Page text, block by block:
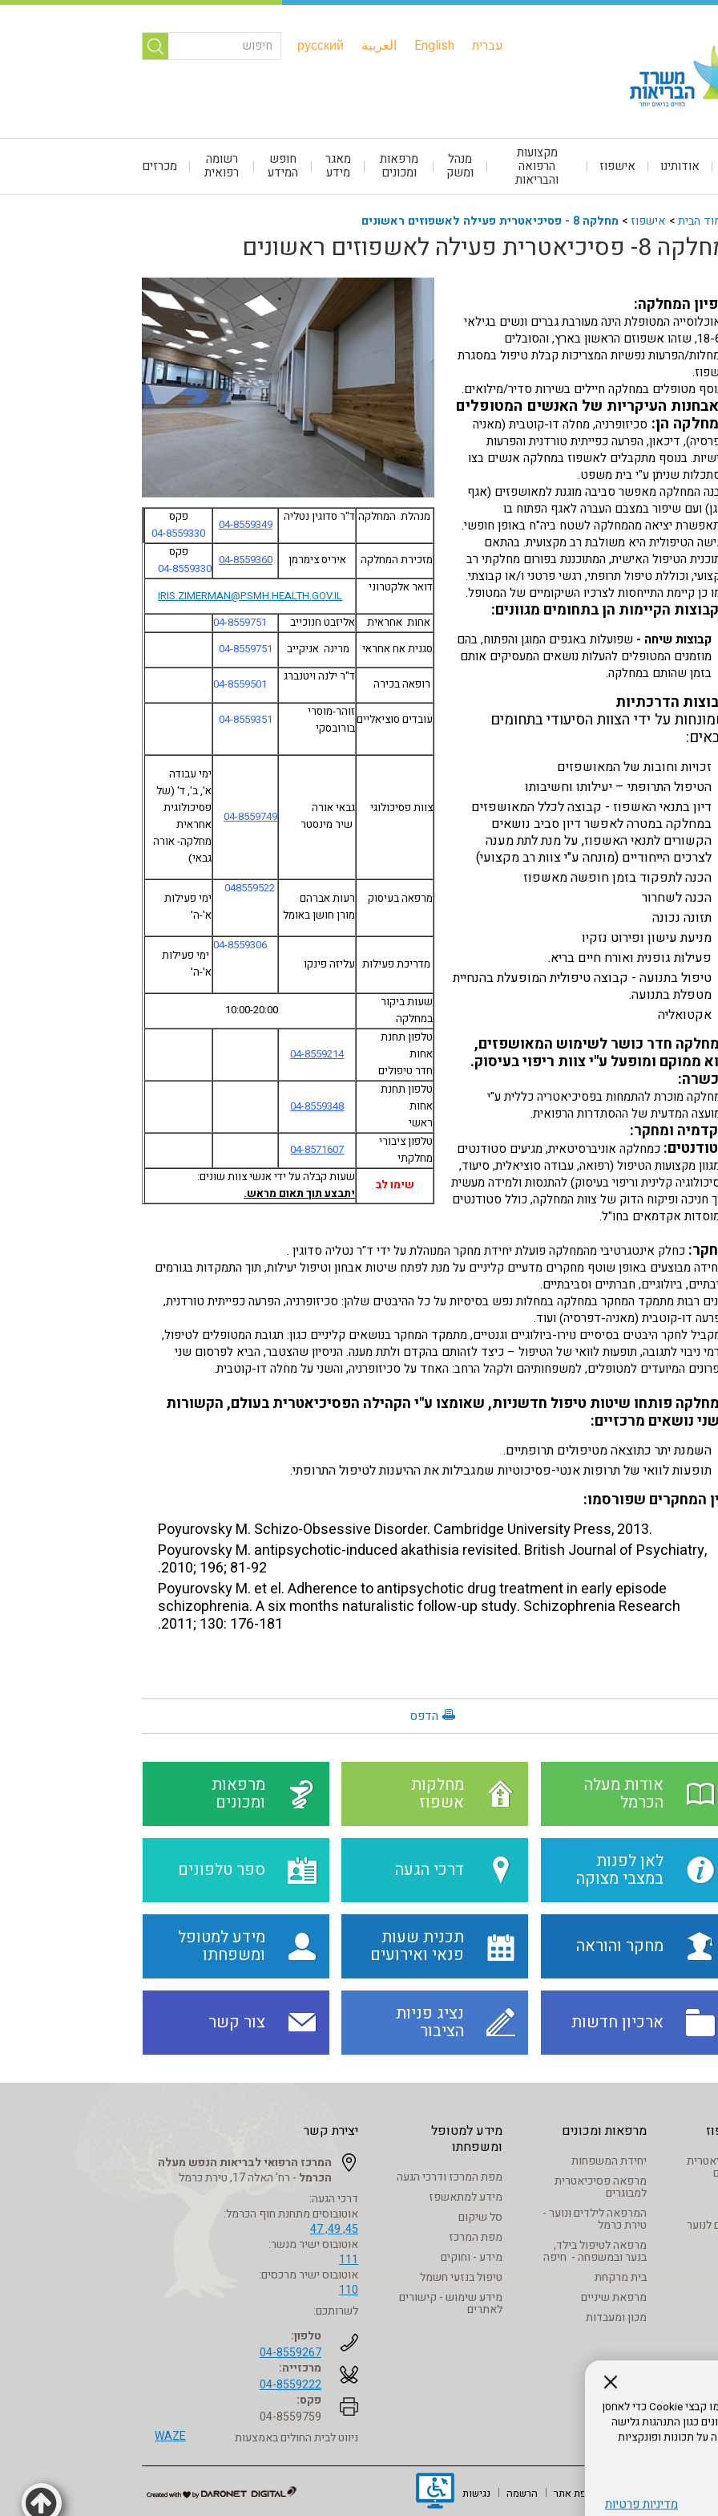
כדי לספק את חוויות המשתמש הטובות ביותר, אנו משתמשים בטכנולוגיות כמו קבצי Cookie כדי לאחסן
כגון התנהגות גלישה
תכונות ופונקציות
מדיניות פרטיות
עברית English العربية русский
אודותינו אישפוז
מקצועות
הרפואה
והבריאות
מנהל
ומשק
מרפאות
ומכונים
מאגר
מידע
חופש
המידע
רשומה
רפואית מכרזים
הבית> אישפוז > מחלקה 8 - פסיכיאטרית פעילה לאשפוזים ראשונים
פעילה לאשפוזים ראשונים
מנהלת המחלקה ד"ר סדוגין נטליה 04-8559349
פקס
04-8559330
מזכירת המחלקה
איריס צימרמן 04-8559360
פקס
04-8559330
דואר אלקטרוני
IRIS.ZIMERMAN@PSMH.HEALTH.GOV.IL
אחות אחראית אליזבט חנוכייב
04-8559751
סגנית אח אחראי
מרינה אניקייב 04-8559751
רופאה בכירה ד"ר ילנה ויטנברג 04-8559501
עובדים סוציאלייםזוהר-מוסרי
בורובסקי
04-8559351
צוות פסיכולוגי
גבאי אורה
שיר מינסטר
04-8559749
ימי עבודה
א', ב', ד' (של
פסיכולוגית
אחראית
מחלקה- אורה
גבאי)
מרפאה בעיסוק
רעות אברהם
מורן חושן באומל
048559522
ימי פעילות
א'-ה'
מדריכת פעילות עליזה פינקו
04-8559306
ימי פעילות
א'-ה'
שעות ביקור
במחלקה
10:00-20:00
טלפון תחנת
אחות
חדר טיפולים
04-8559214
טלפון תחנת
אחות
ראשי
04-8559348
טלפון ציבורי
מחלקתי
04-8571607
שימו לב
שעות קבלה על ידי אנשי צוות שונים:
יתבצע תוך תאום מראש.
המחלקה:
המטופלת הינה מעורבת גברים ונשים בגילאי
18-62, שזהו אשפוזם הראשון בארץ, והסובלים
הפרעות נפשיות המצריכות קבלת טיפול במסגרת
מטופלים במחלקה חיילים בשירות סדיר/מילואים.
העיקריות של האנשים המטופלים
הן: סכיזופרניה, מחלה דו-קוטבית (מאניה
דיכאון, הפרעה כפייתית טורדנית והפרעות
בנוסף מתקבלים לאשפוז במחלקה אנשים בצו
שניתן ע"י בית משפט.
המחלקה מאפשר סביבה מוגנת למאושפזים (אגף
ועם שיפור במצבם העברה לאגף הפתוח בו
יציאה מהמחלקה לשטח ביה"ח באופן חופשי.
הטיפולית היא משולבת רב מקצועית. בהתאם
הטיפול האישית, המתוכננת בפורום מחלקתי רב
וכוללת טיפול תרופתי, רגשי פרטני ו/או קבוצתי.
כן קיימת התייחסות לצרכיו השיקומיים של המטופל.
הקיימות הן בתחומים מגוונים:
קבוצות שיחה - שפועלות באגפים המוגן והפתוח, בהם
מוזמנים המטופלים להעלות נושאים המעסיקים אותם
בזמן שהותם במחלקה.
הדרכתיות
על ידי הצוות הסיעודי בתחומים
זכויות וחובות של המאושפזים
הטיפול התרופתי – יעילותו וחשיבותו
דיון בתנאי האשפוז - קבוצה לכלל המאושפזים
במחלקה במטרה לאפשר דיון סביב נושאים
הקשורים לתנאי האשפוז, על מנת לתת מענה
לצרכים הייחודיים (מונחה ע"י צוות רב מקצועי)
הכנה לתפקוד בזמן חופשה מאשפוז
הכנה לשחרור
תזונה נכונה
מניעת עישון ופירוט נזקיו
פעילות גופנית ואורח חיים בריא.
טיפול בתנועה - קבוצה טיפולית המופעלת בהנחיית
מטפלת בתנועה.
אקטואליה
חדר כושר לשימוש המאושפזים,
ממוקם ומופעל ע"י צוות ריפוי בעיסוק.
מוכרת להתמחות בפסיכיאטריה כללית ע"י
המדעית של ההסתדרות הרפואית.
ומחקר:
כמחלקה אוניברסיטאית, מגיעים סטודנטים
מקצועות הטיפול (רפואה, עבודה סוציאלית, סיעוד,
קלינית וריפוי בעיסוק) להתנסות ולמידה מעשית
חניכה ופיקוח הדוק של צוות המחלקה, כולל סטודנטים
אקדמאים בחו"ל.
כחלק אינטגרטיבי מהמחלקה פועלת יחידת מחקר המנוהלת על ידי ד"ר נטליה סדוגין .
מבוצעים באופן שוטף מחקרים מדעיים קליניים על מנת לפתח שיטות אבחון וטיפול יעילות, תוך התמקדות בגורמים
ביולוגיים, חברתיים וסביבתיים.
רבות מתמקד המחקר במחלקה במחלות נפש בסיסיות על כל ההיבטים שלהן: סכיזופרניה, הפרעה כפייתית טורדנית,
דו-קוטבית (מאניה-דפרסיה) ועוד.
לחקר היבטים בסיסיים נוירו-ביולוגיים וגנטיים, מתמקד המחקר בנושאים קליניים כגון: תגובת המטופלים לטיפול,
ניבוי לתגובה, תופעות לוואי של הטיפול – כיצד לזהותם בהקדם ולתת מענה. הניסיון שהצטבר, הביא לפרסום שני
המיועדים למטופלים, למשפחותיהם ולקהל הרחב: האחד על סכיזופרניה, והשני על מחלה דו-קוטבית.
פותחו שיטות טיפול חדשניות, שאומצו ע"י הקהילה הפסיכיאטרית בעולם, הקשורות
נושאים מרכזיים:
השמנתיתר כתוצאהמטיפוליםתרופתיים.
תופעות לוואי של תרופות אנטי-פסיכוטיות שמגבילות את ההיענות לטיפול התרופתי.
המחקרים שפורסמו:
.Poyurovsky M. Schizo-Obsessive Disorder. Cambridge University Press, 2013
Poyurovsky M. antipsychotic-induced akathisia revisited. British Journal of Psychiatry,
2010; 196; 81-92.
Poyurovsky M. et el. Adherence to antipsychotic drug treatment in early episode
schizophrenia. A six months naturalistic follow-up study. Schizophrenia Research
2011; 130: 176-181.
הדפס
אודות מעלה
הכרמל
מחלקות
אשפוז
מרפאות
ומכונים
לאן לפנות
במצבי מצוקה דרכי הגעה ספר טלפונים
מחקר והוראה תכנית שעות
פנאי ואירועים
מידע למטופל
ומשפחתו
ארכיון חדשות נציג פניות
הציבור צור קשר
יצירת קשר
המרכז הרפואי לבריאות הנפש מעלה
הכרמל - רח' האלה 17, טירת כרמל
דרכי הגעה:
אוטובוסים מתחנת חוף הכרמל:
45, 49, 47
אוטובוס ישיר מנשר:
111
אוטובוס ישיר מרכסים:
110
לשרותכם:
טלפון:
04-8559267
מרכזייה:
04-8559222
פקס:
04-8559759
ניווט לבית החולים באמצעות
WAZE
לנוער
מרפאות ומכונים
יחידת המשפחות
מרפאה פסיכיאטרית
למבוגרים
המרפאה לילדים ונוער -
טירת כרמל
מרפאה לטיפול בילד,
בנער ובמשפחה - חיפה
בית מרקחת
מרפאת שיניים
מכון ומעבדות
מידע למטופל
ומשפחתו
מפת המרכז ודרכי הגעה
מידע למתאשפז
סל שיקום
מפת המרכז
מידע - וחוקים
טיפול בנזעי חשמל
מידע שימוש - קישורים
לאתרים
מפת אתר הרשמה נגישות